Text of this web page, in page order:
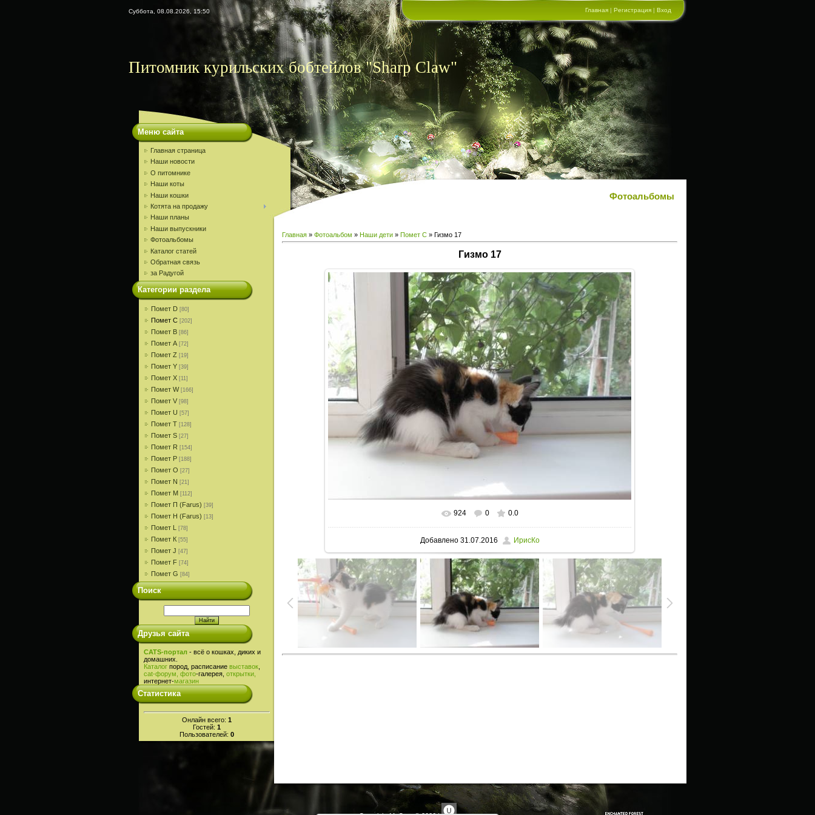
Суббота, 08.08.2026, 15:50 Главная | Регистрация | Вход
Питомник курильских бобтейлов "Sharp Claw"
Меню сайта
Главная страница
Наши новости
О питомнике
Наши коты
Наши кошки
Котята на продажу
Наши планы
Наши выпускники
Фотоальбомы
Каталог статей
Обратная связь
за Радугой
Категории раздела
Помет D [80]
Помет С [202]
Помет В [86]
Помет A [72]
Помет Z [19]
Помет Y [39]
Помет X [11]
Помет W [166]
Помет V [98]
Помет U [57]
Помет T [128]
Помет S [27]
Помет R [154]
Помет P [188]
Помет О [27]
Помет N [21]
Помет M [112]
Помет П (Farus) [39]
Помет Н (Farus) [13]
Помет L [78]
Помет К [55]
Помет J [47]
Помет F [74]
Помет G [84]
Поиск
Друзья сайта
CATS-портал - всё о кошках, диких и
домашних.
Каталог пород, расписание выставок
cat-форум, фото-галерея, открытки,
интернет-магазин
Статистика
Онлайн всего: 1
Гостей: 1
Пользователей: 0
Фотоальбомы
Главная » Фотоальбом » Наши дети » Помет С » Гизмо 17
Гизмо 17
В реальном размере 1024x768
924 0 0.0
Добавлено31.07.2016 ИрисКо